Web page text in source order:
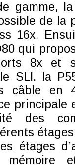
gamme,
de la
16x.
qui
8x et
SLI. la
câble en
principale
des
étages
mémoire